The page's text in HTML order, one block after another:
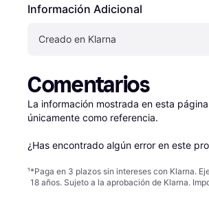
Información Adicional
Creado en Klarna
Comentarios
La información mostrada en esta
únicamente como referencia.
¿Has encontrado algún error en este
¹*Paga en 3 plazos sin intereses con Klarna.
18 años. Sujeto a la aprobación de Klarna.